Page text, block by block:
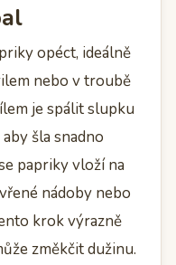
opéct, ideálně
nebo v troubě
je spálit slupku
šla snadno
papriky vloží na
nádoby nebo
krok výrazně
změkčit dužinu.